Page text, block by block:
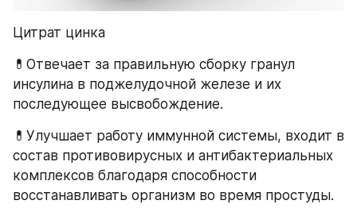
Цитрат цинка
💊Отвечает за правильную сборку гранул
инсулина в поджелудочной железе и их
последующее высвобождение.
💊Улучшает работу иммунной системы, входит в
состав противовирусных и антибактериальных
комплексов благодаря способности
восстанавливать организм во время простуды.